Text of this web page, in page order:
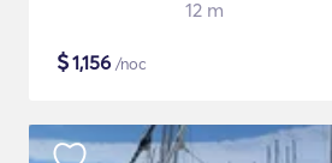
12 m
$1,156 /noc